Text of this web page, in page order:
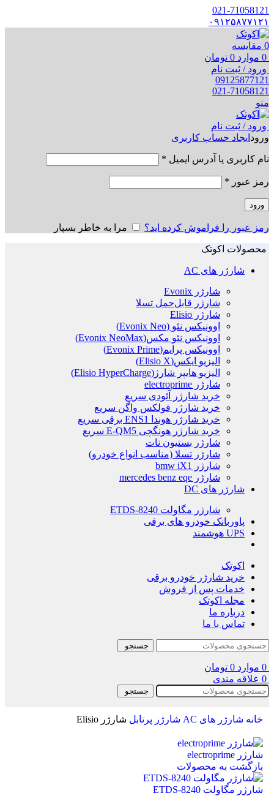
021-71058121
۰۹۱۲۵۸۷۷۱۲۱
0 مقایسه
0 موارد 0 تومان
ورود / ثبت نام
09125877121
021-71058121
منو
ورود / ثبت نام
ورود ایجاد حساب کاربری
نام کاربری یا آدرس ایمیل *
رمز عبور *
ورود
رمز عبور را فراموش کرده اید؟ مرا به خاطر بسپار
محصولات اکوتک
شارژر های AC
شارژر Evonix
شارژر قابل‌حمل تسلا
شارژر Elisio
اِوونیکس نئو (Evonix Neo)
اِوونیکس نئو مکس(Evonix NeoMax)
اِوونیکس پرایم(Evonix Prime)
الیزیو ایکس(Elisio X)
الیزیو هایپر شارژ(Elisio HyperCharge)
شارژر electroprime
خرید شارژر آئودی سریع
خرید شارژر فولکس واگن سریع
خرید شارژر هوندا ENS1 برقی سریع
خرید شارژر هونگچی E-QM5 سریع
شارژر بستیون نات
شارژر تسلا (مناسب انواع خودرو)
شارژر bmw iX1
شارژر mercedes benz eqe
شارژر های DC
شارژر مگاولت ETDS-8240
پاوربانک خودرو های برقی
UPS هوشمند
اکوتک
خرید شارژر خودرو برقی
خدمات پس از فروش
مجله اکوتک
درباره ما
تماس با ما
جستجو
0 موارد 0 تومان
0 علاقه مندی
جستجو
خانه شارژر های AC شارژر پرتابل شارژر Elisio
شارژر electroprime
بازگشت به محصولات
شارژر مگاولت ETDS-8240